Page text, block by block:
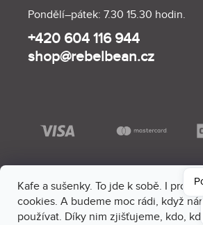
Kafe a sušenky. To jde k sobě. I proto
cookies. A budeme moc rádi, když
používat. Díky nim zjišťujeme, kdo,
Pondělí–pátek: 7.30 15.30 hodin.
+420 604 116 944
shop@rebelbean.cz